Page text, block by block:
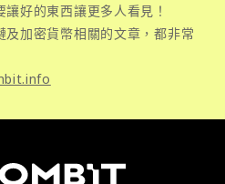
好的東西讓更多人看見！
及加密貨幣相關的文章，都非常